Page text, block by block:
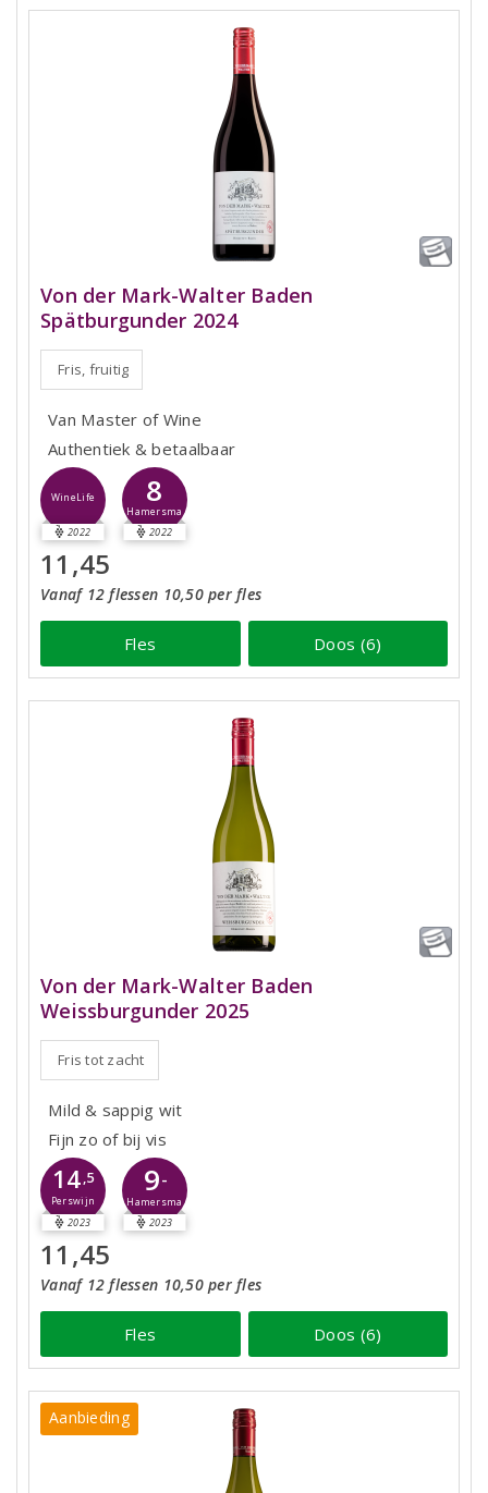
Von der Mark-Walter Baden
Spätburgunder 2024
Fris, fruitig
Van Master of Wine
Authentiek & betaalbaar
WineLife
2022
8
Hamersma
2022
11,45
Vanaf 12 flessen 10,50 per fles
Fles Doos (6)
Von der Mark-Walter Baden
Weissburgunder 2025
Fris tot zacht
Mild & sappig wit
Fijn zo of bij vis
14,5
Perswijn
2023
9-
Hamersma
2023
11,45
Vanaf 12 flessen 10,50 per fles
Fles Doos (6)
Aanbieding